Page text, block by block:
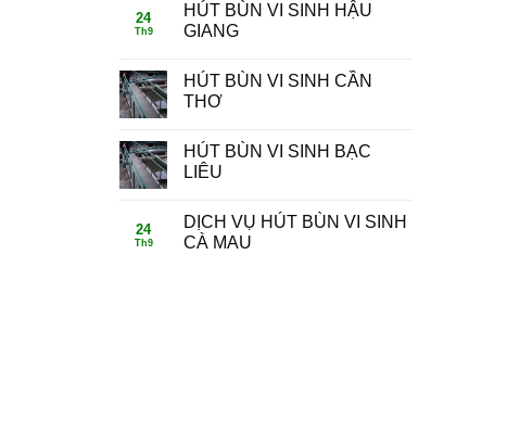
24
Th9
HÚT BÙN VI SINH HẬU
GIANG
HÚT BÙN VI SINH CẦN
THƠ
HÚT BÙN VI SINH BẠC
LIÊU
24
Th9
DỊCH VỤ HÚT BÙN VI SINH
CÀ MAU